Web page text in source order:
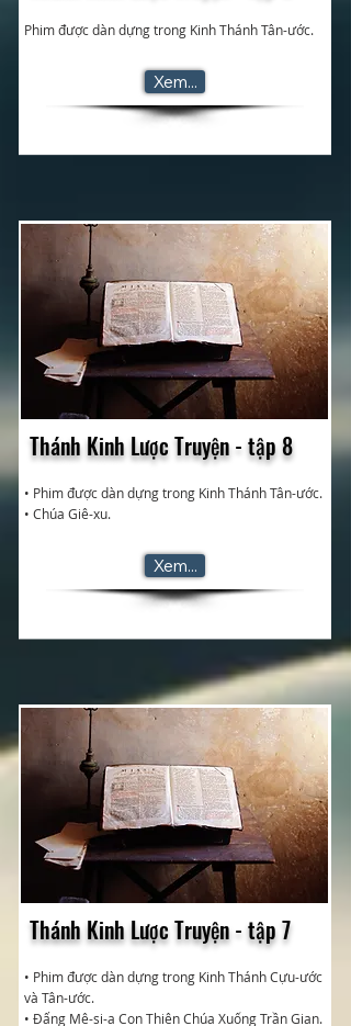
Phim được dàn dựng trong Kinh Thánh Tân-ước.
Xem...
Thánh Kinh Lược Truyện - tập 8
• Phim được dàn dựng trong Kinh Thánh Tân-ước.
• Chúa Giê-xu.
Xem...
Thánh Kinh Lược Truyện - tập 7
• Phim được dàn dựng trong Kinh Thánh Cựu-ước
và Tân-ước.
• Đấng Mê-si-a Con Thiên Chúa Xuống Trần Gian.